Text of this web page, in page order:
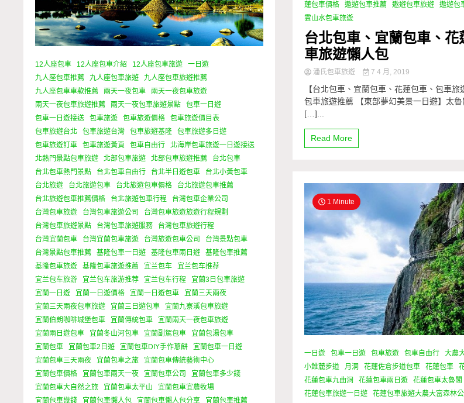
12人座包車 12人座包車介紹 12人座包車旅遊
一日遊
九人座包車推薦
九人座包車旅遊
九人座包車旅遊推薦
九人座包車車款推薦
兩天一夜包車
兩天一夜包車旅遊
兩天一夜包車旅遊推薦
兩天一夜包車旅遊景點
包車一日遊
包車一日遊接送
包車旅遊 包車旅遊價格
包車旅遊價目表
包車旅遊台北
包車旅遊台灣 包車旅遊基隆
包車旅遊多日遊
包車旅遊訂車
包車旅遊黃頁 包車自由行
北海岸包車旅遊一日遊接送
北熱門景點包車旅遊
北部包車旅遊 北部包車旅遊推薦
台北包車
台北包車熱門景點
台北包車自由行 台北半日遊包車
台北小黃包車
台北旅遊
台北旅遊包車 台北旅遊包車價格
台北旅遊包車推薦
台北旅遊包車推薦價格
台北旅遊包車行程
台灣包車企業公司
台灣包車旅遊
台灣包車旅遊公司
台灣包車旅遊旅遊行程規劃
台灣包車旅遊景點
台灣包車旅遊服務
台灣包車旅遊行程
台灣宜蘭包車
台灣宜蘭包車旅遊 台灣旅遊包車公司
台灣景點包車
台灣景點包車推薦
基隆包車一日遊 基隆包車兩日遊
基隆包車推薦
基隆包車旅遊
基隆包車旅遊推薦 宜兰包车
宜兰包车推荐
宜兰包车旅游
宜兰包车旅游推荐 宜兰包车行程
宜蘭3日包車旅遊
宜蘭一日遊
宜蘭一日遊價格 宜蘭一日遊包車
宜蘭三天兩夜
宜蘭三天兩夜包車旅遊
宜蘭三日遊包車
宜蘭九寮溪包車旅遊
宜蘭伯朗咖啡城堡包車
宜蘭傳統包車
宜蘭兩天一夜包車旅遊
宜蘭兩日遊包車
宜蘭冬山河包車 宜蘭副駕包車
宜蘭包湯包車
宜蘭包車
宜蘭包車2日遊 宜蘭包車DIY手作蔥餅
宜蘭包車一日遊
宜蘭包車三天兩夜
宜蘭包車之旅
宜蘭包車傳統藝術中心
宜蘭包車價格
宜蘭包車兩天一夜 宜蘭包車公司
宜蘭包車多少錢
宜蘭包車大自然之旅
宜蘭包車太平山
宜蘭包車宜農牧場
宜蘭包車幾錢
宜蘭包車懶人包 宜蘭包車懶人包分享
宜蘭包車推薦
蓮包車價格
遨遊包車推薦 遨遊包車旅遊 遨遊包
雲山水包車旅遊
台北包車、宜蘭包車、
車旅遊懶人包
潘氏包車旅遊 7 4 月, 2019
【台北包車、宜蘭包車、花蓮包車、包車旅
包車旅遊推薦 【東部夢幻美景一日遊】太
[…]...
Read More
1 Minute
一日遊 包車一日遊 包車旅遊 包車自由行
大農
小錐麓步道
月洞 花蓮佐倉步道包車 花蓮包車
花蓮包車九曲洞
花蓮包車兩日遊 花蓮包車太魯閣
花蓮包車旅遊一日遊
花蓮包車旅遊大農大富森林